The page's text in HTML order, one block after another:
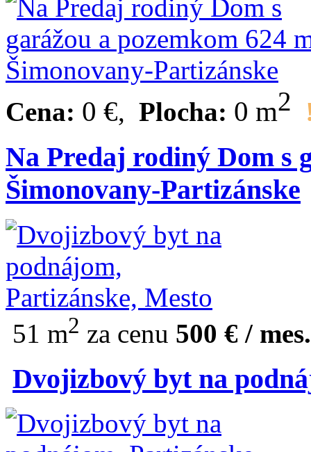
Cena: 0 €, Plocha: 0 m2
Na Predaj rodiný Dom s
Šimonovany-Partizánske
51 m2 za cenu 500 € / mes.
Dvojizbový byt na